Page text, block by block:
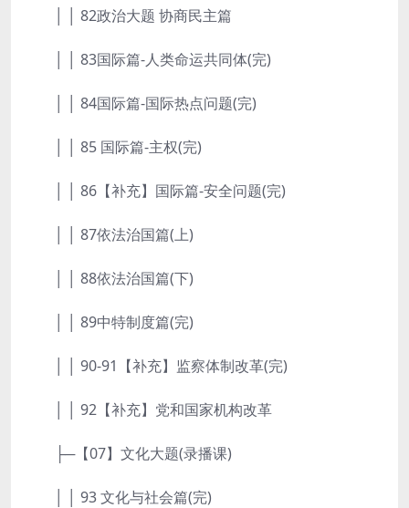
│ │ 82政治大题 协商民主篇
│ │ 83国际篇-人类命运共同体(完)
│ │ 84国际篇-国际热点问题(完)
│ │ 85 国际篇-主权(完)
│ │ 86【补充】国际篇-安全问题(完)
│ │ 87依法治国篇(上)
│ │ 88依法治国篇(下)
│ │ 89中特制度篇(完)
│ │ 90-91【补充】监察体制改革(完)
│ │ 92【补充】党和国家机构改革
├─【07】文化大题(录播课)
│ │ 93 文化与社会篇(完)